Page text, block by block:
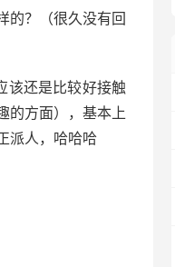
的？（很久没有回
该还是比较好接触
的方面），基本上
派人，哈哈哈